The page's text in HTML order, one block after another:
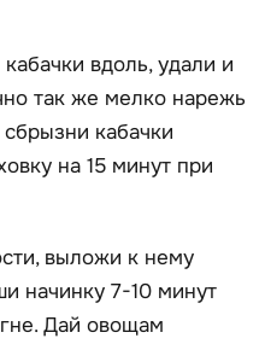
вдоль, удали и
так же мелко нарежь
кабачки
на 15 минут при
выложи к нему
начинку 7-10 минут
Дай овощам